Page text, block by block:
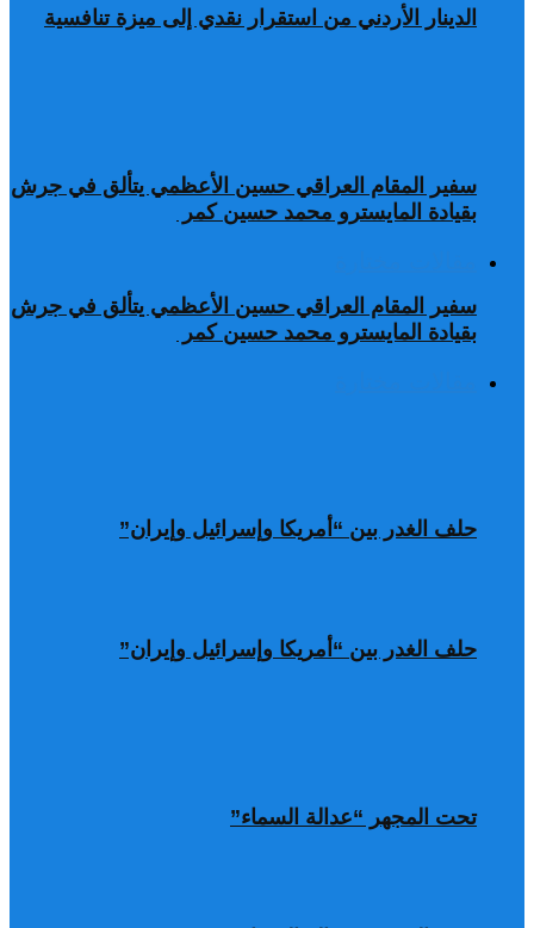
سفير المقام العراقي حسين الأعظمي يتألق في جرش
بقيادة المايسترو محمد حسين كمر
حلف الغدر بين “أمريكا وإسرائيل وإيران”
تحت المجهر “عدالة السماء”
الدينار الأردني من استقرار نقدي إلى ميزة تنافسية
سفير المقام العراقي حسين الأعظمي يتألق في جرش
بقيادة المايسترو محمد حسين كمر
حلف الغدر بين “أمريكا وإسرائيل وإيران”